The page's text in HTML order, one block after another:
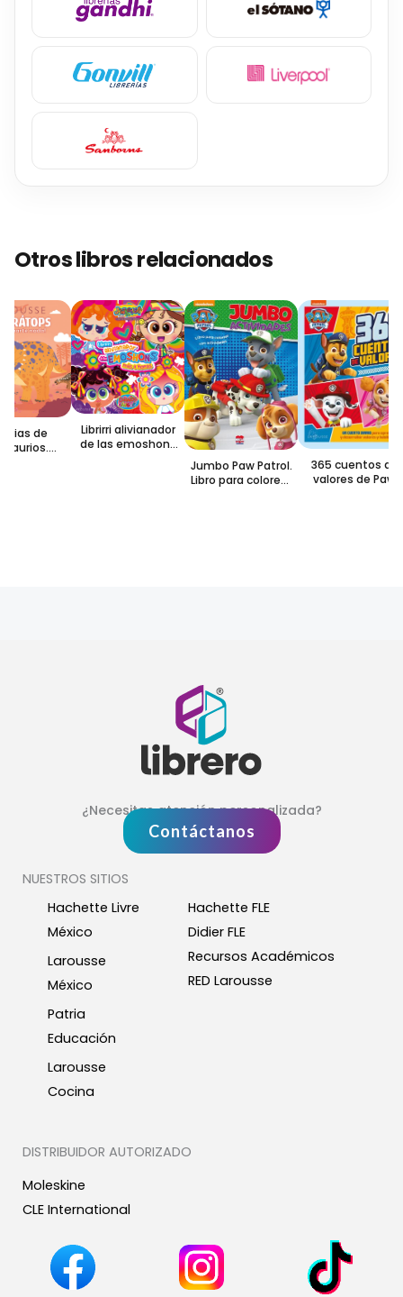
Otros libros relacionados
de
Librirri alivianador
de las emoshons
Jumbo Paw Patrol.
Libro para colorear
365 cuentos de
valores de Paw
¿Necesitas atención personalizada?
Contáctanos
NUESTROS SITIOS
Hachette Livre
México
Larousse
México
Patria
Educación
Larousse
Cocina
Hachette FLE
Didier FLE
Recursos Académicos
RED Larousse
DISTRIBUIDOR AUTORIZADO
Moleskine
CLE International